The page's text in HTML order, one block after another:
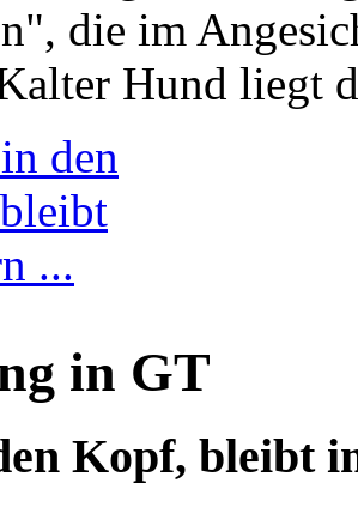
die im
Hund liegt
in GT
Kopf, bleibt